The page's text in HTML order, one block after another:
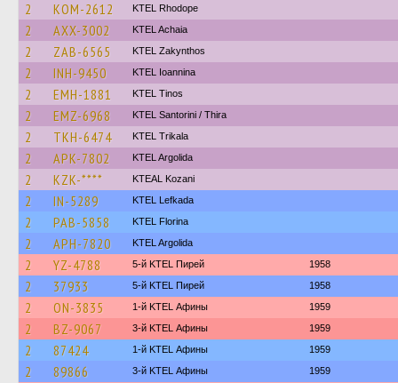
2 KOM-2612 KTEL Rhodope
2 AXX-3002 KTEL Achaia
2 ZAB-6565 KTEL Zakynthos
2 INH-9450 KTEL Ioannina
2 EMH-1881 KTEL Tinos
2 EMZ-6968 KTEL Santorini / Thira
2 TKH-6474 ΚΤΕL Τrikala
2 APK-7802 KTEL Argolida
2 KZK-**** KTEAL Kozani
2 IN-5289 KTEL Lefkada
2 PAB-5858 KTEL Florina
2 APH-7820 KTEL Argolida
2 YZ-4788 5-й KTEL Пирей 1958
2 37933 5-й KTEL Пирей 1958
2 ON-3835 1-й KTEL Афины 1959
2 BZ-9067 3-й KTEL Афины 1959
2 87424 1-й KTEL Афины 1959
2 89866 3-й KTEL Афины 1959